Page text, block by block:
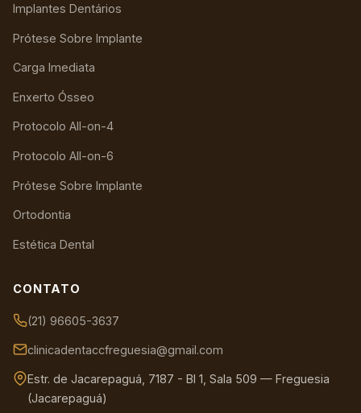
Implantes Dentários
Prótese Sobre Implante
Carga Imediata
Enxerto Ósseo
Protocolo All-on-4
Protocolo All-on-6
Prótese Sobre Implante
Ortodontia
Estética Dental
CONTATO
(21) 96605-3637
clinicadentaccfreguesia@gmail.com
Estr. de Jacarepaguá, 7187 - Bl 1, Sala 509 — Freguesia
(Jacarepaguá)